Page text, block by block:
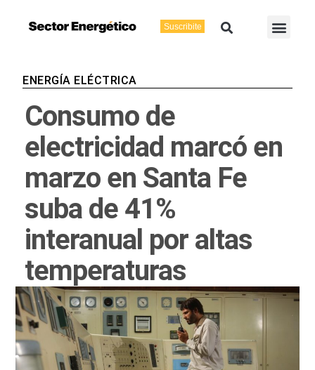
Suscribite Buscar
ENERGÍA ELÉCTRICA
Consumo de
electricidad marcó en
marzo en Santa Fe
suba de 41%
interanual por altas
temperaturas